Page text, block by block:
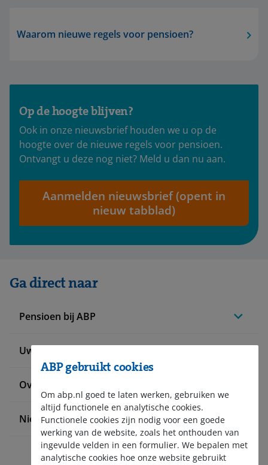
Waarom nieuwe regels voor pensioen?
Op de hoogte blijven?
Ook in onze nieuwsbrief houden we u op de
hoogte over de nieuwe regels voor pensioen.
Ontvangt u deze nog niet? Meld u dan nu aan.
Aanmelden nieuwsbrief (opent in
nieuw tabblad)
Ga direct naar
Pensioen bij ABP
Uw situatie verandert
Over ABP
Nieuws en pers
ABP gebruikt cookies
Om abp.nl goed te laten werken, gebruiken we
altijd functionele en analytische cookies.
Functionele cookies zijn nodig voor een goede
werking van de website, zoals het onthouden van
ingevulde velden in een formulier. We bepalen met
analytische cookies hoe onze website gebruikt